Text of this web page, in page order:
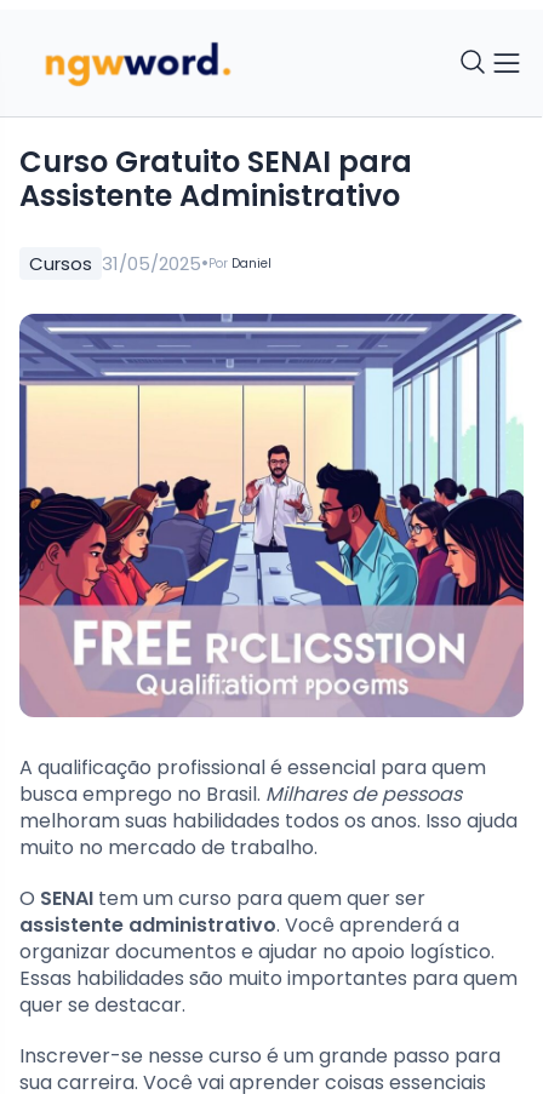
Cursos 31/05/2025•Por Daniel
Curso Gratuito SENAI para
Assistente Administrativo
A qualificação profissional é essencial para quem
busca emprego no Brasil. Milhares de pessoas
melhoram suas habilidades todos os anos. Isso ajuda
muito no mercado de trabalho.
O SENAI tem um curso para quem quer ser
assistente administrativo. Você aprenderá a
organizar documentos e ajudar no apoio logístico.
Essas habilidades são muito importantes para quem
quer se destacar.
Inscrever-se nesse curso é um grande passo para
sua carreira. Você vai aprender coisas essenciais